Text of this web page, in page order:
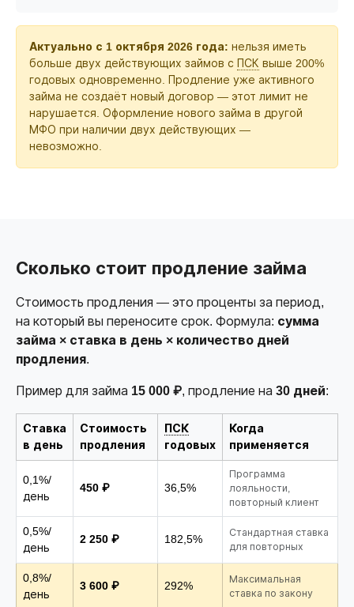
Актуально с 1 октября 2026 года: нельзя иметь
больше двух действующих займов с ПСК выше 200%
годовых одновременно. Продление уже активного
займа не создаёт новый договор — этот лимит не
нарушается. Оформление нового займа в другой
МФО при наличии двух действующих —
невозможно.
Сколько стоит продление займа
Стоимость продления — это проценты за период,
на который вы переносите срок. Формула: сумма
займа × ставка в день × количество дней
продления.
Пример для займа 15 000 ₽, продление на 30 дней:
Ставка
в день
Стоимость
продления
ПСК
годовых
Когда
применяется
0,1%/
день
450 ₽ 36,5%
Программа
лояльности,
повторный клиент
0,5%/
день
2 250 ₽ 182,5%
Стандартная ставка
для повторных
0,8%/
день
3 600 ₽ 292%
Максимальная
ставка по закону